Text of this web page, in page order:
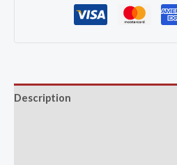
Description